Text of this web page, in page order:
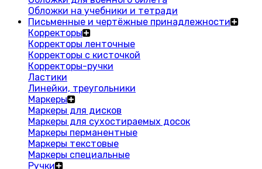
Обложки на учебники и тетради
Письменные и чертёжные принадлежности
Корректоры
Корректоры ленточные
Корректоры с кисточкой
Корректоры-ручки
Ластики
Линейки, треугольники
Маркеры
Маркеры для дисков
Маркеры для сухостираемых досок
Маркеры перманентные
Маркеры текстовые
Маркеры специальные
Ручки